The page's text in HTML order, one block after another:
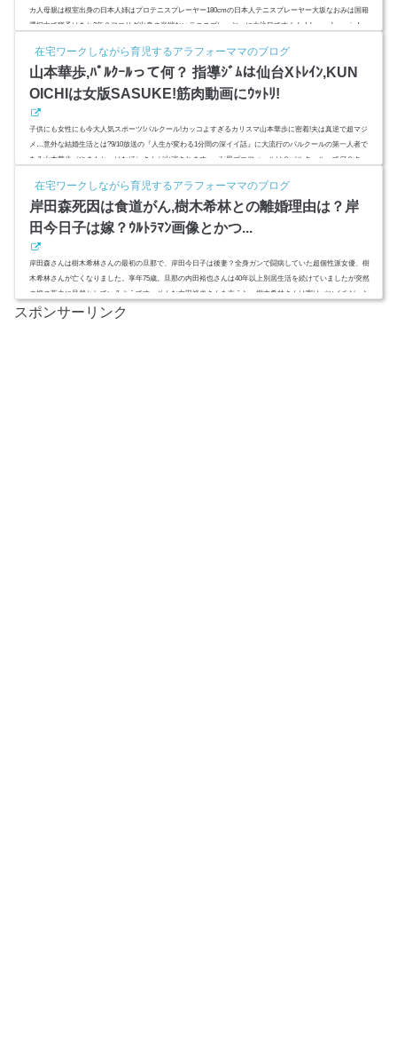
カ人母親は根室出身の日本人姉はプロテニスプレーヤー180cmの日本人テニスプレーヤー大坂なおみは国籍
選択中で猶予はあと2年？フロリダ出身の半端ないテニスプレーヤーに大注目です！ (adsbygoogle = window.a
ンク(adsbygoogle = window.adsbygoogle || ).push({});(adsbygo...
在宅ワークしながら育児するアラフォーママのブログ
山本華歩,ﾊﾟﾙｸｰﾙって何？ 指導ｼﾞﾑは仙台Xﾄﾚｲﾝ,KUN
OICHIは女版SASUKE!筋肉動画にｳｯﾄﾘ!
子供にも女性にも今大人気スポーツ!パルクール!カッコよすぎるカリスマ山本華歩に密着!夫は真逆で超マジ
メ…意外な結婚生活とは?9/10放送の『人生が変わる1分間の深イイ話』に大流行のパルクールの第一人者で
ある山本華歩（やまもと・はなほ）さんが出演されます。wiki風プロフィールは？パルクールって何？クー
bygoogle = window.adsbygoogle || ).push({ google_ad_client: "ca-pub-4735429620646332", ...
在宅ワークしながら育児するアラフォーママのブログ
岸田森死因は食道がん,樹木希林との離婚理由は？岸
田今日子は嫁？ｳﾙﾄﾗﾏﾝ画像とかつ...
岸田森さんは樹木希林さんの最初の旦那で、岸田今日子は後妻？全身ガンで闘病していた超個性派女優、樹
木希林さんが亡くなりました。享年75歳。旦那の内田裕也さんは40年以上別居生活を続けていましたが突然
の嫁の死去に呆然としているようです。そんな内田裕也さんを支えた、樹木希林さんは実はバツイチだった
のです。最初の結婚相手は、岸田森（きしだ・しん）さんという俳優で、結婚生活はわずか4年でした。死因
スポンサーリンク